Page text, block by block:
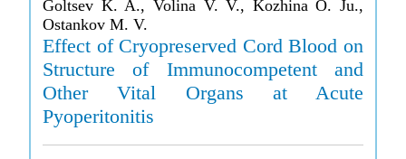
Goltsev K. A., Volina V. V., Kozhina O. Ju.,
Ostankov M. V.
Effect of Cryopreserved Cord Blood on
Structure of Immunocompetent and
Other Vital Organs at Acute
Pyoperitonitis